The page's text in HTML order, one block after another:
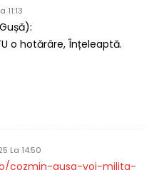
11:13
o hotărâre, Înțeleaptă.
La 14:50
cozmin-gusa-voi-milita-